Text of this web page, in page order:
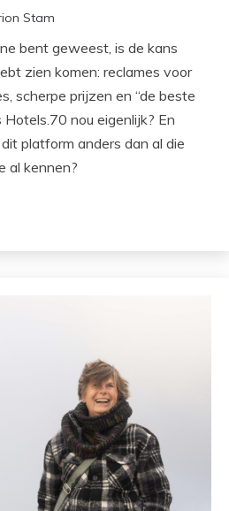
Stam
bent geweest, is de kans
zien komen: reclames voor
scherpe prijzen en “de beste
nou eigenlijk? En
platform anders dan al die
al kennen?